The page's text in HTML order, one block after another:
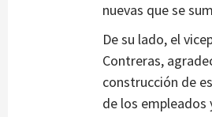
nuevas que se
De su lado, el
Contreras,
construcción de
de los empleados